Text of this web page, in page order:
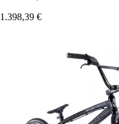
1.398,39 €